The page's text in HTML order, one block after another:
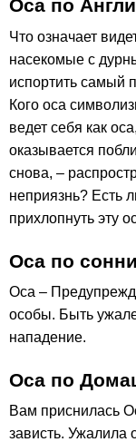
Оса по
Что означает
насекомые с
испортить самый
Кого оса
ведет себя как
оказывается
снова, –
неприязнь? Есть
прихлопнуть эту
Оса по
Оса –
особы. Быть
нападение.
Оса по
Вам приснилась
зависть. Ужалила